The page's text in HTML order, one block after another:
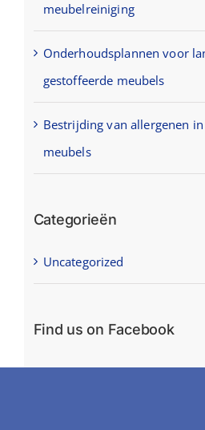
meubelreiniging
Onderhoudsplannen voor
gestoffeerde meubels
Bestrijding van allergenen
meubels
Categorieën
Uncategorized
Find us on Facebook